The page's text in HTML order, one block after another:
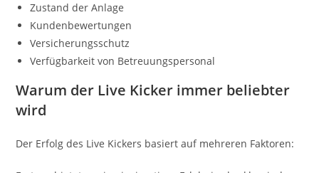
Zustand der Anlage
Kundenbewertungen
Versicherungsschutz
Verfügbarkeit von Betreuungspersonal
Warum der Live Kicker immer beliebter
wird
Der Erfolg des Live Kickers basiert auf mehreren Faktoren: